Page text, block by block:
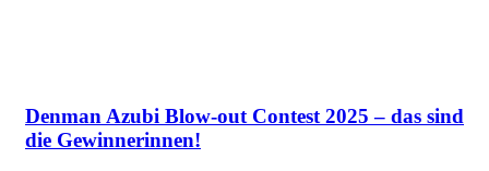
Denman Azubi Blow-out Contest 2025 – das sind
die Gewinnerinnen!